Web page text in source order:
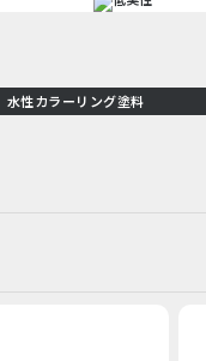
水性カラーリング塗料